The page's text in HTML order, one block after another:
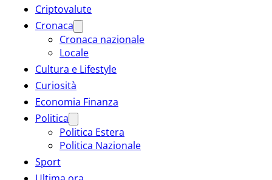
Criptovalute
Cronaca
Cronaca nazionale
Locale
Cultura e Lifestyle
Curiosità
Economia Finanza
Politica
Politica Estera
Politica Nazionale
Sport